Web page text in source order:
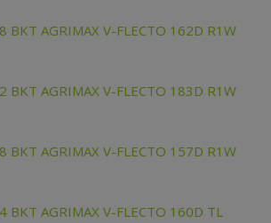
BKT AGRIMAX V-FLECTO 162D R1W
BKT AGRIMAX V-FLECTO 183D R1W
BKT AGRIMAX V-FLECTO 157D R1W
BKT AGRIMAX V-FLECTO 160D TL